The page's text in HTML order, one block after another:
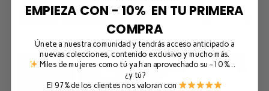
Pañoletas a los hombros
EMPIEZA CON - 10% EN TU PRIMERA
COMPRA
Únete a nuestra comunidad y tendrás acceso anticipado a
nuevas colecciones, contenido exclusivo y mucho más.
Miles de mujeres como tú ya han aprovechado su -10 %…
¿y tú?
El 97% de los clientes nos valoran con